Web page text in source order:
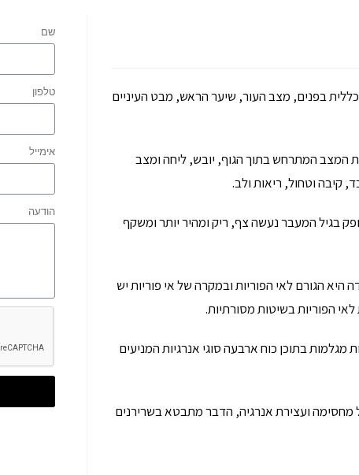
כללית בפנים, מצב העור, שיער הראש, מבט העיניים
המתרחש בתוך הגוף, יובש, ליחה ומצב
קיבה וטחול, ריאות ולב.
בגיל המעבר נעשה צף, ריק ומהיר יותר ומשקף
הגורם לאי הפוריות ובמקרה של אי פוריות יש
הפוריות בשיטות מסורתיות.
בתוכן כוח ארבעה סוגי אנרגיות המניעים
ועצירת אנרגיה, הדבר מתבטא בשרירנים
שם
טלפון
אימייל
הודעה